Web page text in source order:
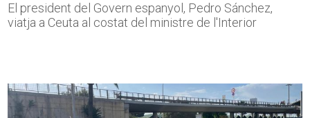
El president del Govern espanyol, Pedro Sánchez,
viatja a Ceuta al costat del ministre de l'Interior